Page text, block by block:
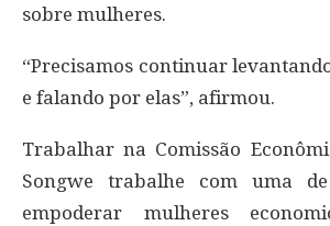
sobre mulheres.
“Precisamos continuar
e falando por elas”, afirmou.
Trabalhar na Comissão
Songwe trabalhe com uma
empoderar mulheres